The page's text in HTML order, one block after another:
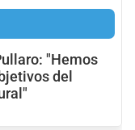
"Hemos
del